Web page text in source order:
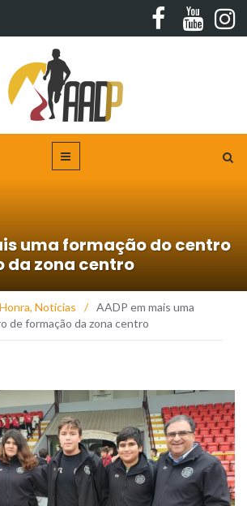
uma formação do centro
da zona centro
, Notícias / AADP em mais uma
de formação da zona centro